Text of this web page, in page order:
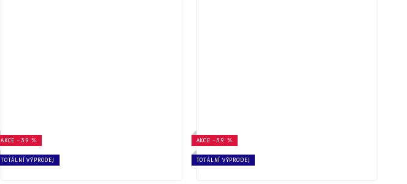
AKCE –39 %
TOTÁLNÍ VÝPRODEJ
AKCE –39 %
TOTÁLNÍ VÝPRODEJ